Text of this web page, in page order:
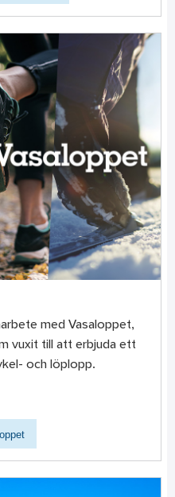
med Vasaloppet,
vuxit till att erbjuda ett
och löplopp.